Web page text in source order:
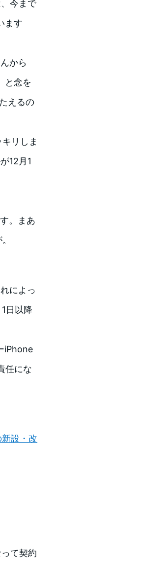
今まで
ます
から
と念を
えるの
リしま
12月1
。まあ
によっ
日以降
iPhone
任にな
設・改
て契約